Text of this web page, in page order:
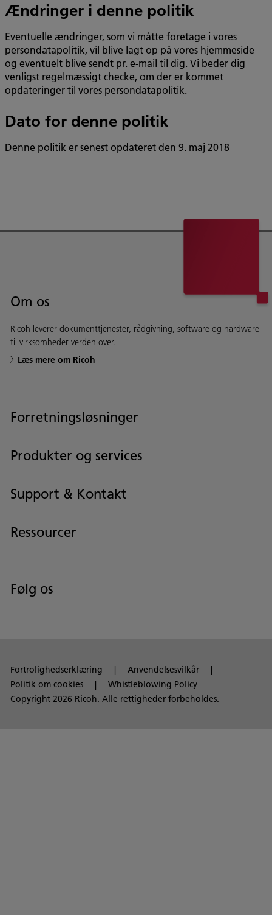
Ændringer i denne politik
Eventuelle ændringer, som vi måtte foretage i vores
persondatapolitik, vil blive lagt op på vores hjemmeside
og eventuelt blive sendt pr. e-mail til dig. Vi beder dig
venligst regelmæssigt checke, om der er kommet
opdateringer til vores persondatapolitik.
Dato for denne politik
Denne politik er senest opdateret den 9. maj 2018
Om os
Ricoh leverer dokumenttjenester, rådgivning, software og hardware
til virksomheder verden over.
Læs mere om Ricoh
Forretningsløsninger
Produkter og services
Support & Kontakt
Ressourcer
Følg os
Fortrolighedserklæring
Anvendelsesvilkår
Politik om cookies
Whistleblowing Policy
Copyright 2026 Ricoh. Alle rettigheder forbeholdes.